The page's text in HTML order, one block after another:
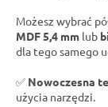
Możesz wybrać
MDF 5,4 mm lub
dla tego samego
✅ Nowoczesna
użycia narzędzi.